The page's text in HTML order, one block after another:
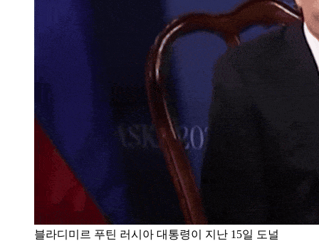
블라디미르 푸틴 러시아 대통령이 지난 15일 도널